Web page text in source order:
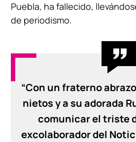
Puebla, ha fallecido,
de periodismo.
“Con un fraterno
nietos y a su adorada
comunicar el triste
excolaborador del